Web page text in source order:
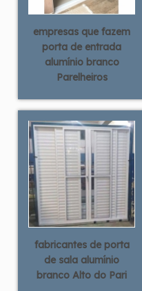
empresas que fazem
porta de entrada
alumínio branco
Parelheiros
fabricantes de porta
de sala alumínio
branco Alto do Pari